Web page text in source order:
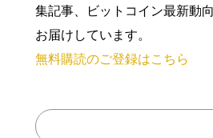
集記事、ビットコイン最新動
お届けしています。
無料購読のご登録はこちら